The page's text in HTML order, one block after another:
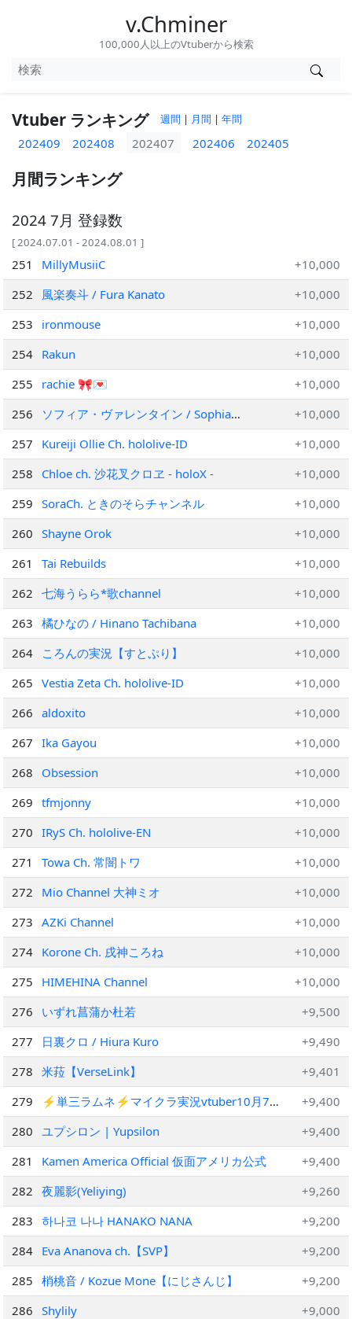
v.Chminer
100,000人以上のVtuberから検索
Vtuber ランキング 週間 | 月間 | 年間
202409 202408 202407 202406 202405
月間ランキング
2024 7月 登録数
[ 2024.07.01 - 2024.08.01 ]
251 MillyMusiiC
+10,000
252
風楽奏斗 / Fura Kanato
+10,000
253
ironmouse
+10,000
254 Rakun
+10,000
255
rachie 🎀💌
+10,000
256
ソフィア・ヴァレンタイン / Sophia
Valentine【にじさんじ】
+10,000
257
Kureiji Ollie Ch. hololive-ID
+10,000
258
Chloe ch. 沙花叉クロヱ - holoX -
+10,000
259
SoraCh. ときのそらチャンネル
+10,000
260
Shayne Orok
+10,000
261
Tai Rebuilds
+10,000
262
七海うらら*歌channel
+10,000
263
橘ひなの / Hinano Tachibana
+10,000
264
ころんの実況【すとぷり】
+10,000
265
Vestia Zeta Ch. hololive-ID
+10,000
266
aldoxito
+10,000
267
Ika Gayou
+10,000
268
Obsession
+10,000
269
tfmjonny
+10,000
270
IRyS Ch. hololive-EN
+10,000
271
Towa Ch. 常闇トワ
+10,000
272
Mio Channel 大神ミオ
+10,000
273
AZKi Channel
+10,000
274 Korone Ch. 戌神ころね
+10,000
275
HIMEHINA Channel
+10,000
276
いずれ菖蒲か杜若
+9,500
277
日裏クロ / Hiura Kuro
+9,490
278
米菈【VerseLink】
+9,401
279
⚡単三ラムネ⚡マイクラ実況vtuber10月7日
まで公開
+9,400
280
ユプシロン | Yupsilon
+9,400
281
Kamen America Official 仮面アメリカ公式
+9,400
282
夜麗影(Yeliying)
+9,260
283
하나코 나나 HANAKO NANA
+9,200
284 Eva Ananova ch.【SVP】
+9,200
285
梢桃音 / Kozue Mone【にじさんじ】
+9,200
286
Shylily
+9,000